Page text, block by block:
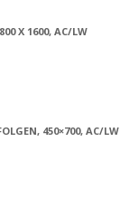
X 1600, AC/LW
450×700, AC/LW